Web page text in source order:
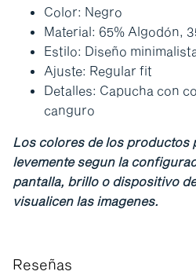
Color: Negro
Material: 65% Algodón,
Estilo: Diseño
Ajuste: Regular fit
Detalles: Capucha con
canguro
Los colores de los productos
levemente segun la
pantalla, brillo o dispositivo
visualicen las imagenes.
Reseñas